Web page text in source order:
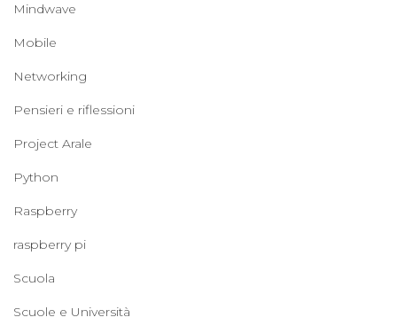
Mindwave
Mobile
Networking
Pensieri e riflessioni
Project Arale
Python
Raspberry
raspberry pi
Scuola
Scuole e Università